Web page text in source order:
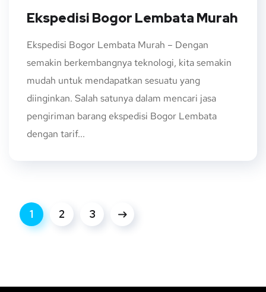
Ekspedisi Bogor Lembata Murah
Ekspedisi Bogor Lembata Murah – Dengan
semakin berkembangnya teknologi, kita semakin
mudah untuk mendapatkan sesuatu yang
diinginkan. Salah satunya dalam mencari jasa
pengiriman barang ekspedisi Bogor Lembata
dengan tarif...
1 2 3